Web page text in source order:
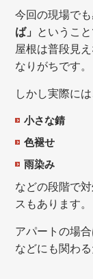
今回の現場でも
ば」 ということ
屋根は普段見
なりがちです。
しかし実際には
小さな錆
色褪せ
雨染み
などの段階で
スもあります。
アパートの場
などにも関わ